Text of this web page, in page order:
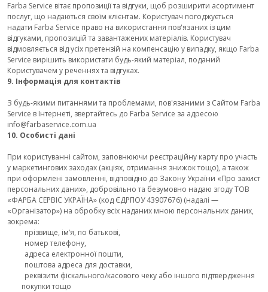
Farba Service вітає пропозиції та відгуки, щоб розширити асортимент
послуг, що надаються своїм клієнтам. Користувач погоджується
надати Farba Service право на використання пов'язаних із цим
відгуками, пропозицій та завантажених матеріалів. Користувач
відмовляється від усіх претензій на компенсацію у випадку, якщо Farba
Service вирішить використати будь-який матеріал, поданий
Користувачем у реченнях та відгуках.
9. Інформація для контактів
З будь-якими питаннями та проблемами, пов'язаними з Сайтом Farba
Service в Інтернеті, звертайтесь до Farba Service за адресою
info@farbaservice.com.ua
10. Особисті дані
При користуванні сайтом, заповнюючи реєстраційну карту про участь
у маркетингових заходах (акціях, отримання знижок тощо), а також
при оформлені замовленні, відповідно до Закону України «Про захист
персональних даних», добровільно та безумовно надаю згоду ТОВ
«ФАРБА СЕРВІС УКРАЇНА» (код ЄДРПОУ 43907676) (надалі —
«Організатор») на обробку всіх наданих мною персональних даних,
зокрема:
прізвище, ім’я, по батькові,
номер телефону,
адреса електронної пошти,
поштова адреса для доставки,
реквізити фіскального/касового чеку або іншого підтвердження
покупки тощо